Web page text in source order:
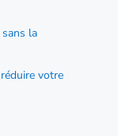
la
votre